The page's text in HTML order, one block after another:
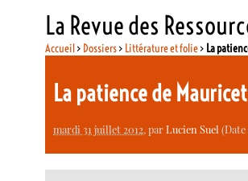
La Revue des
Accueil> Dossiers> Littérature et folie> La
La patience de
mardi 31 juillet 2012, parLucien Suel